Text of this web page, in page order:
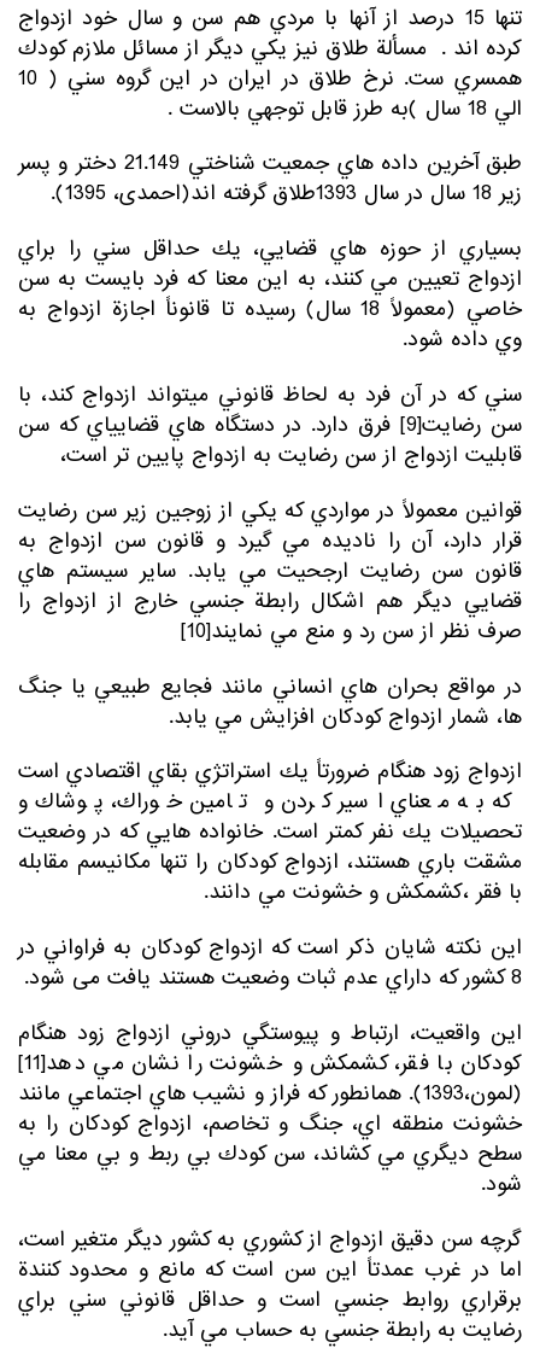
تنها 15 درصد از آنها با مردي هم سن و سال خود ازدواج
كرده اند . مسألة طلاق نيز يكي ديگر از مسائل ملازم كودك
همسري ست. نرخ طلاق در ايران در اين گروه سني ( 10
الي 18 سال )به طرز قابل توجهي بالاست .
طبق آخرين داده هاي جمعيت شناختي 21.149 دختر و پسر
زير 18 سال در سال 1393طلاق گرفته اند(احمدی، 1395).
بسياري از حوزه هاي قضايي، يك حداقل سني را براي
ازدواج تعيين مي كنند، به اين معنا كه فرد بايست به سن
خاصي (معمولاً 18 سال) رسيده تا قانوناً اجازة ازدواج به
وي داده شود.
سني كه در آن فرد به لحاظ قانوني ميتواند ازدواج كند، با
سن رضايت[9] فرق دارد. در دستگاه هاي قضايي­اي كه سن
قابليت ازدواج از سن رضايت به ازدواج پايين تر است،
قوانين معمولاً در مواردي كه يكي از زوجين زير سن رضايت
قرار دارد، آن را ناديده مي گيرد و قانون سن ازدواج به
قانون سن رضايت ارجحيت مي يابد. ساير سيستم هاي
قضايي ديگر هم اشكال رابطة جنسي خارج از ازدواج را
صرف نظر از سن رد و منع مي نمايند[10]
در مواقع بحران هاي انساني مانند فجايع طبيعي يا جنگ
ها، شمار ازدواج كودكان افزايش مي يابد.
ازدواج زود هنگام ضرورتاً يك استراتژي بقاي اقتصادي است
كه به معناي اسير كردن و تامين خوراك، پوشاك و
تحصيلات يك نفر كمتر است. خانواده هايي كه در وضعيت
مشقت باري هستند، ازدواج كودكان را تنها مكانيسم مقابله
با فقر ،كشمكش و خشونت مي دانند.
اين نكته شايان ذكر است كه ازدواج كودكان به فراواني در
8 كشور كه داراي عدم ثبات وضعيت هستند يافت می شود.
این واقعيت، ارتباط و پيوستگي دروني ازدواج زود هنگام
كودكان با فقر، كشمكش و خشونت را نشان مي دهد[11]
(لمون،1393). همانطور که فراز و نشيب هاي اجتماعي مانند
خشونت منطقه اي، جنگ و تخاصم، ازدواج كودكان را به
سطح ديگري مي كشاند، سن كودك بي ربط و بي معنا مي
شود.
گرچه سن دقيق ازدواج از كشوري به كشور ديگر متغير است،
اما در غرب عمدتاً اين سن است كه مانع و محدود كنندة
برقراري روابط جنسي است و حداقل قانوني سني براي
رضايت به رابطة جنسي به حساب مي آيد.